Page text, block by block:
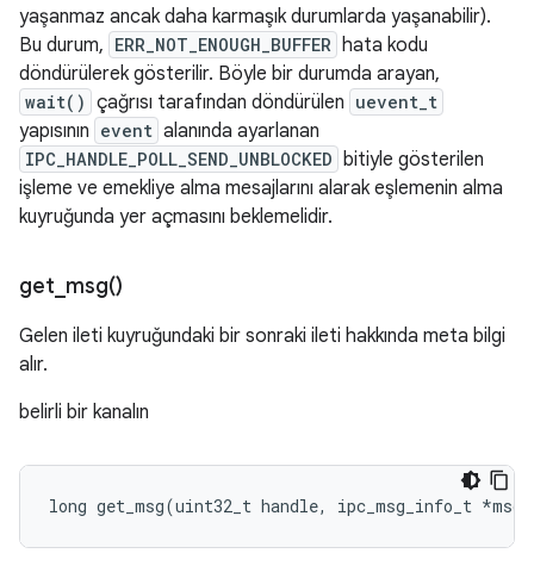
yaşanmaz ancak daha karmaşık durumlarda yaşanabilir).
Bu durum, ERR_NOT_ENOUGH_BUFFER hata kodu
döndürülerek gösterilir. Böyle bir durumda arayan,
wait() çağrısı tarafından döndürülen uevent_t
yapısının event alanında ayarlanan
IPC_HANDLE_POLL_SEND_UNBLOCKED bitiyle gösterilen
işleme ve emekliye alma mesajlarını alarak eşlemenin alma
kuyruğunda yer açmasını beklemelidir.
get_msg()
Gelen ileti kuyruğundaki bir sonraki ileti hakkında meta bilgi
alır.
belirli bir kanalın
long get_msg(uint32_t handle, ipc_msg_info_t *